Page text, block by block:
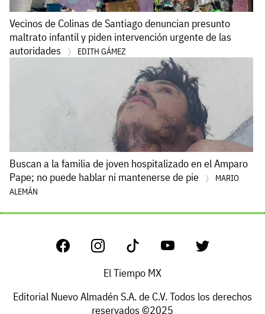
Vecinos de Colinas de Santiago denuncian presunto
maltrato infantil y piden intervención urgente de las
autoridades
EDITH GÁMEZ
Buscan a la familia de joven hospitalizado en el Amparo
Pape; no puede hablar ni mantenerse de pie
MARIO
ALEMÁN
El Tiempo MX
Editorial Nuevo Almadén S.A. de C.V. Todos los derechos
reservados ©2025